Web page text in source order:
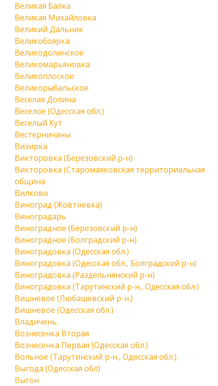
Великая Балка
Великая Михайловка
Великий Дальник
Великобоярка
Великодолинское
Великомарьяновка
Великоплоское
Великорыбальское
Веселая Долина
Веселое (Одесская обл.)
Веселый Кут
Вестерничаны
Визирка
Викторовка (Березовский р-н)
Викторовка (Старомаяковская территориальная
община
Вилково
Виноград (Жовтневка)
Виноградарь
Виноградное (Березовский р-н)
Виноградное (Болградский р-н)
Виноградовка (Одесская обл.)
Виноградовка (Одесская обл., Болградский р-н)
Виноградовка (Раздельнянский р-н)
Виноградовка (Тарутинский р-н., Одесская обл.)
Вишневое (Любашевский р-н.)
Вишневое (Одесская обл.)
Владичень
Вознесенка Вторая
Вознесенка Первая (Одесская обл.)
Вольное (Тарутинский р-н., Одесская обл.)
Выгода (Одесская обл)
Выгон